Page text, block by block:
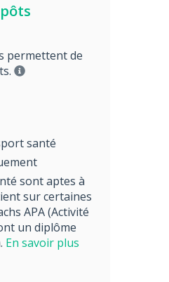
permettent de
santé
sont aptes à
sur certaines
APA (Activité
un diplôme
En savoir plus